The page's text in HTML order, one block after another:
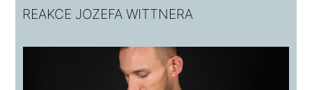
REAKCE JOZEFA WITTNERA